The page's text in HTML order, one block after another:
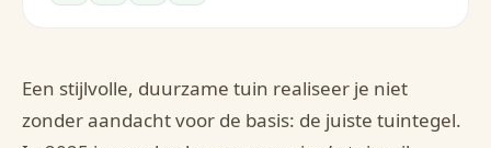
Een stijlvolle, duurzame tuin realiseer je niet
zonder aandacht voor de basis: de juiste tuintegel.